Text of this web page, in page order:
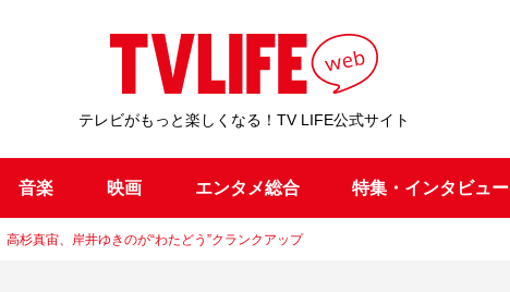
テレビがもっと楽しくなる！TV LIFE公式サイト
音楽 映画 エンタメ総合 特集・インタビュー
杉真宙、岸井ゆきのが“わたどう”クランクアップ